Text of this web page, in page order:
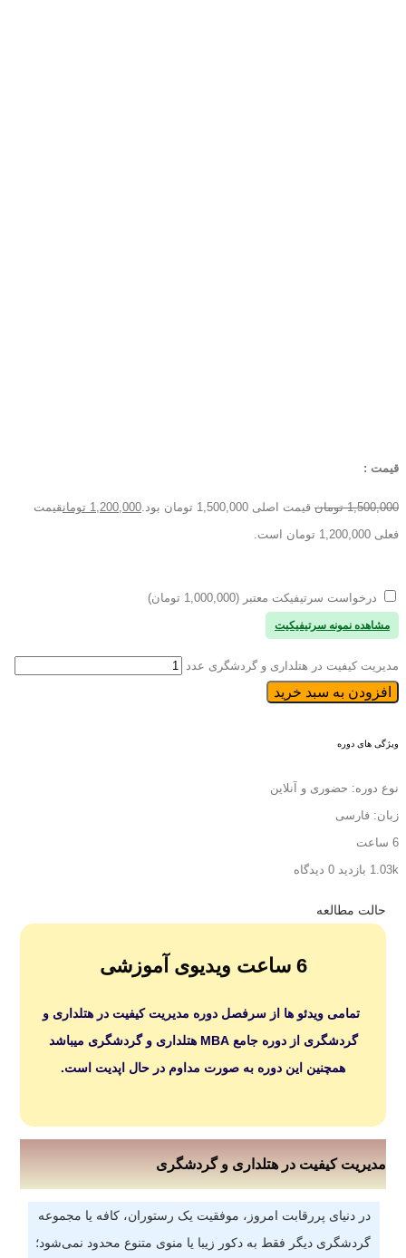
قیمت :
1,500,000 تومان قیمت اصلی 1,500,000 تومان بود. 1,200,000 تومانقیمت
فعلی 1,200,000 تومان است.
درخواست سرتیفیکت معتبر (1,000,000 تومان)
مشاهده نمونه سرتیفیکیت
مدیریت کیفیت در هتلداری و گردشگری عدد
افزودن به سبد خرید
ویژگی های دوره
نوع دوره: حضوری و آنلاین
زبان: فارسی
6 ساعت
1.03k بازدید
حالت مطالعه
6 ساعت ویدیوی آموزشی
تمامی ویدئو ها از سرفصل دوره مدیریت کیفیت در هتلداری و
گردشگری از دوره جامع MBA هتلداری و گردشگری میباشد
همچنین این دوره به صورت مداوم در حال اپدیت است.
مدیریت کیفیت در هتلداری و گردشگری
در دنیای پررقابت امروز، موفقیت یک رستوران، کافه یا مجموعه
گردشگری دیگر فقط به دکور زیبا یا منوی متنوع محدود نمی‌شود؛